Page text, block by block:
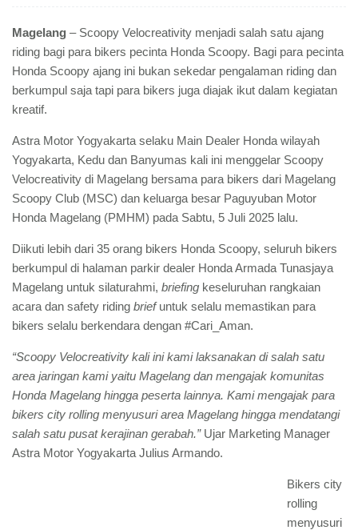
Magelang – Scoopy Velocreativity menjadi salah satu ajang
riding bagi para bikers pecinta Honda Scoopy. Bagi para pecinta
Honda Scoopy ajang ini bukan sekedar pengalaman riding dan
berkumpul saja tapi para bikers juga diajak ikut dalam kegiatan
kreatif.
Astra Motor Yogyakarta selaku Main Dealer Honda wilayah
Yogyakarta, Kedu dan Banyumas kali ini menggelar Scoopy
Velocreativity di Magelang bersama para bikers dari Magelang
Scoopy Club (MSC) dan keluarga besar Paguyuban Motor
Honda Magelang (PMHM) pada Sabtu, 5 Juli 2025 lalu.
Diikuti lebih dari 35 orang bikers Honda Scoopy, seluruh bikers
berkumpul di halaman parkir dealer Honda Armada Tunasjaya
Magelang untuk silaturahmi, briefing keseluruhan rangkaian
acara dan safety riding briefuntuk selalu memastikan para
bikers selalu berkendara dengan #Cari_Aman.
“Scoopy Velocreativity kali ini kami laksanakan di salah satu
area jaringan kami yaitu Magelang dan mengajak komunitas
Honda Magelang hingga peserta lainnya. Kami mengajak para
bikers city rolling menyusuri area Magelang hingga mendatangi
salah satu pusat kerajinan gerabah.”Ujar Marketing Manager
Astra Motor Yogyakarta Julius Armando.
Bikers city
rolling
menyusuri